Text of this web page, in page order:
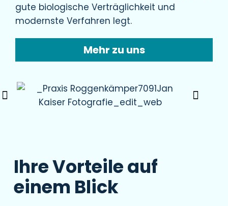
gute biologische Verträglichkeit und
modernste Verfahren legt.
Mehr zu uns
Ihre Vorteile auf
einem Blick